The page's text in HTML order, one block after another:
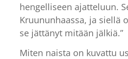
hengelliseen ajatteluun.
Kruununhaassa, ja siellä
se jättänyt mitään jälkiä.”
Miten naista on kuvattu